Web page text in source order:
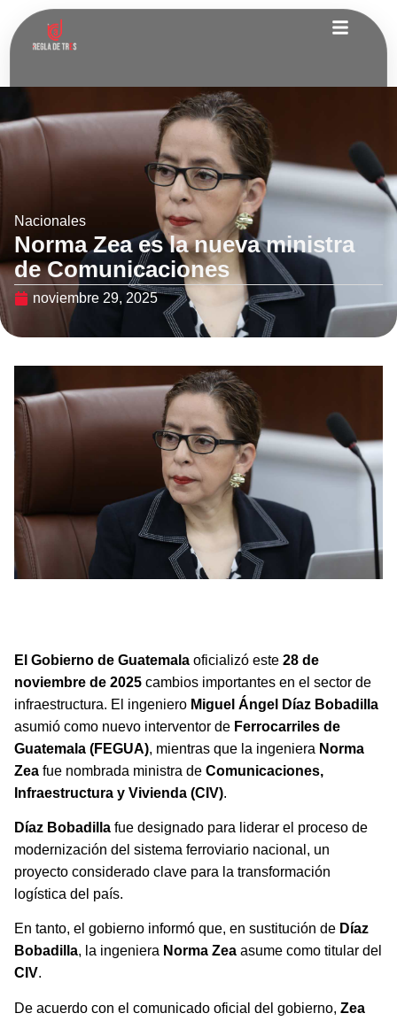
Nacionales
Norma Zea es la nueva ministra
de Comunicaciones
noviembre 29, 2025
El Gobierno de Guatemala oficializó este 28 de
noviembre de 2025 cambios importantes en el sector de
infraestructura. El ingeniero Miguel Ángel Díaz Bobadilla
asumió como nuevo interventor de Ferrocarriles de
Guatemala (FEGUA), mientras que la ingeniera Norma
Zea fue nombrada ministra de Comunicaciones,
Infraestructura y Vivienda (CIV).
Díaz Bobadilla fue designado para liderar el proceso de
modernización del sistema ferroviario nacional, un
proyecto considerado clave para la transformación
logística del país.
En tanto, el gobierno informó que, en sustitución de Díaz
Bobadilla, la ingeniera Norma Zea asume como titular del
CIV.
De acuerdo con el comunicado oficial del gobierno, Zea